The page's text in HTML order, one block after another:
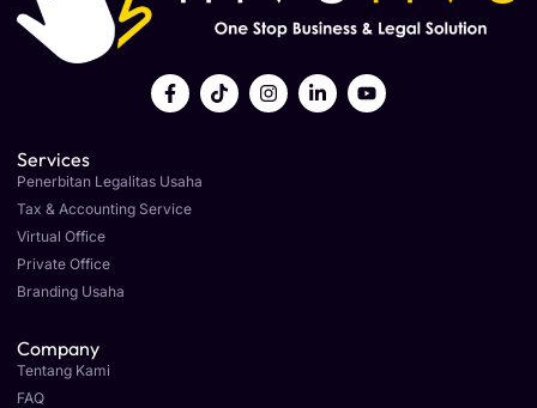
Services
Penerbitan Legalitas Usaha
Tax & Accounting Service
Virtual Office
Private Office
Branding Usaha
Company
Tentang Kami
FAQ